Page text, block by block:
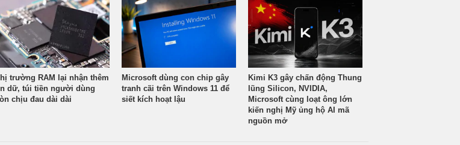
trường RAM lại nhận thêm
dữ, túi tiền người dùng
chịu đau dài dài
Microsoft dùng con chip gây
tranh cãi trên Windows 11 để
siết kích hoạt lậu
Kimi K3 gây chấn động Thung
lũng Silicon, NVIDIA,
Microsoft cùng loạt ông lớn
kiến nghị Mỹ ủng hộ AI mã
nguồn mở